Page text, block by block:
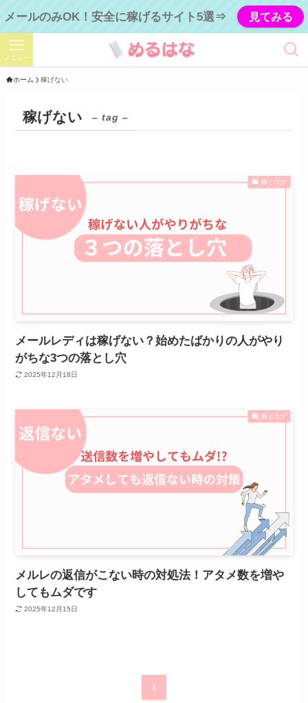
メールのみOK！安全に稼げるサイト5選⇒ 見てみる
メニュー
ホーム 稼げない
稼げない – tag –
稼ぐコツ
メールレディは稼げない？始めたばかりの人がやり
がちな3つの落とし穴
2025年12月18日
稼ぐコツ
メルレの返信がこない時の対処法！アタメ数を増や
してもムダです
2025年12月15日
1